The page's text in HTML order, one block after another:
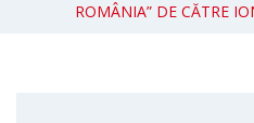
ROMÂNIA” DE CĂTRE